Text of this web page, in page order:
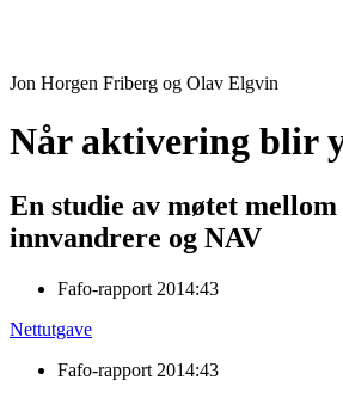
Jon Horgen Friberg og Olav Elgvin
Når aktivering blir
En studie av møtet mellom
innvandrere og NAV
Fafo-rapport 2014:43
Nettutgave
Fafo-rapport 2014:43